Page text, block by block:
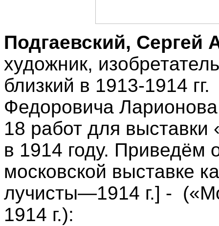
Подгаевский, Сергей
художник,
близкий в 1913-1914
Федоровича
18 работ для
в 1914 году. Приведём
московской выставке
лучисты—1914 г.] -
1914 г.):